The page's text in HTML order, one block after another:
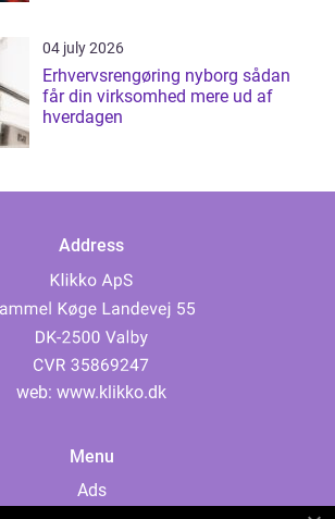
04 july 2026
Erhvervsrengøring nyborg sådan
får din virksomhed mere ud af
hverdagen
Address
web: www.klikko.dk
Menu
Ads